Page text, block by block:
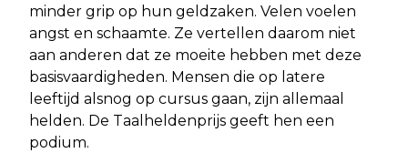
minder grip op hun geldzaken. Velen voelen
angst en schaamte. Ze vertellen daarom niet
aan anderen dat ze moeite hebben met deze
basisvaardigheden. Mensen die op latere
leeftijd alsnog op cursus gaan, zijn allemaal
helden. De Taalheldenprijs geeft hen een
podium.